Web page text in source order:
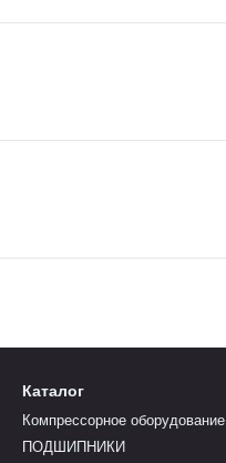
Каталог
Компрессорное оборудование
ПОДШИПНИКИ